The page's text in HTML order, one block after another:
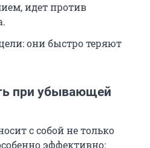
идет против
они быстро теряют
при убывающей
с собой не только
эффективно: